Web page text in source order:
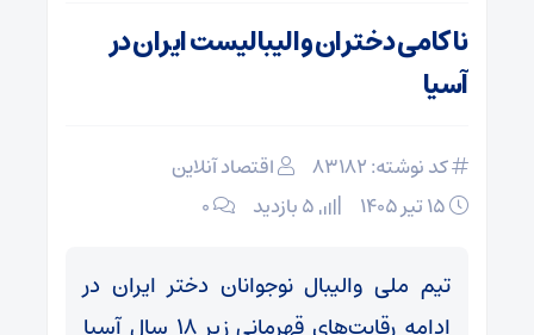
ناکامی دختران والیبالیست ایران در
آسیا
کد نوشته: 83182
اقتصاد آنلاین
۰
تیم ملی والیبال نوجوانان دختر ایران در
ادامه رقابت‌های قهرمانی زیر ۱۸ سال آسیا